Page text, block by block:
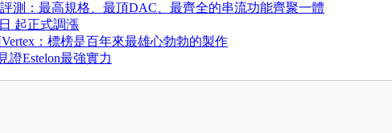
評測：最高規格、最頂DAC、最齊全的串流功能齊聚一體
起正式調漲
：標榜是百年來最雄心勃勃的製作
證Estelon最強實力